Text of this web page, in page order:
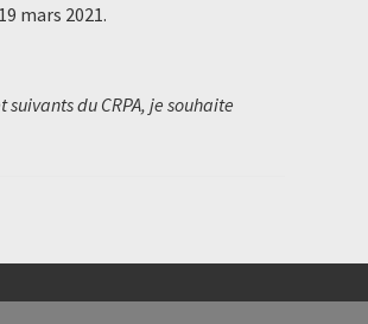
19 mars 2021.
du CRPA, je souhaite